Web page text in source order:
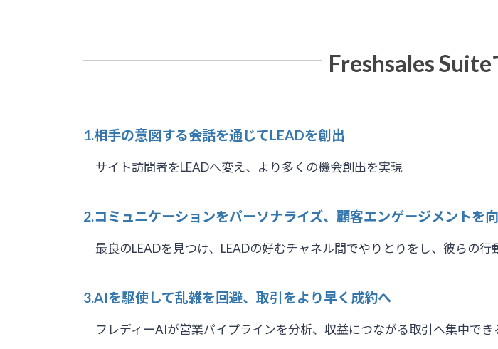
Freshsales
1.相手の意図する会話を通じてLEADを創出
サイト訪問者をLEADへ変え、より多くの機会創出を実現
2.コミュニケーションをパーソナライズ、顧客エンゲージメントを
最良のLEADを見つけ、LEADの好むチャネル間でやりとりをし、彼らの
3.AIを駆使して乱雑を回避、取引をより早く成約へ
フレディーAIが営業パイプラインを分析、収益につながる取引へ集中で